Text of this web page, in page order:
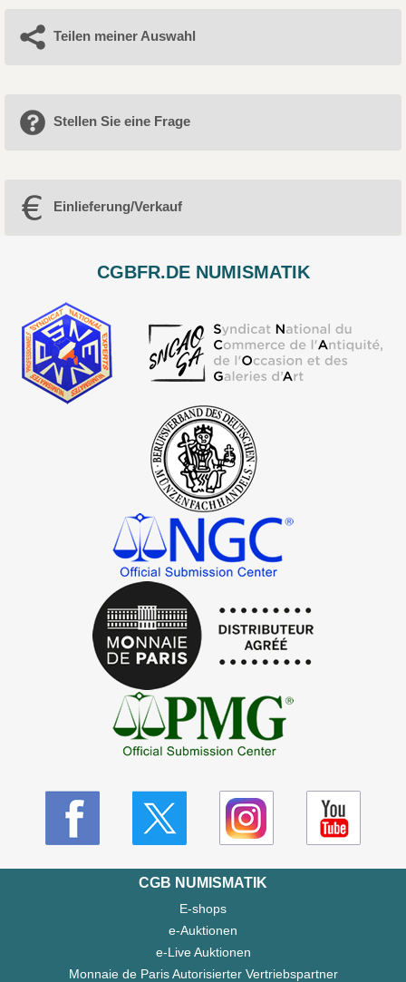
Teilen meiner Auswahl
Stellen Sie eine Frage
Einlieferung/Verkauf
CGBFR.DE NUMISMATIK
CGB NUMISMATIK
E-shops
e-Auktionen
e-Live Auktionen
Monnaie de Paris Autorisierter Vertriebspartner